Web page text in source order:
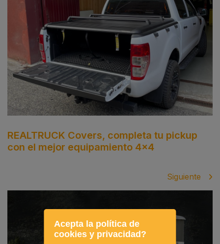
REALTRUCK Covers, completa tu pickup
con el mejor equipamiento 4x4
Siguiente
Acepta la política de
cookies y privacidad?